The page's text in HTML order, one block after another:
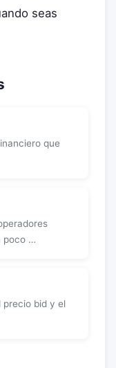
seas
que
poco …
precio bid y el